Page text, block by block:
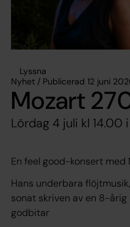
Lyssna
Nyhet / Publicerad 12 juni
Mozart
Lördag 4 juli kl 14.00
En feel good-konsert med
Hans underbara
sonat skriven av en 8-
godbitar